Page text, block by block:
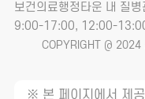
보건의료행정타운 내 질병
9:00-17:00, 12:00-13:00
COPYRIGHT @ 2024
※ 본 페이지에서 제